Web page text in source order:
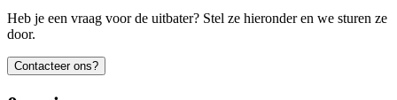
Heb je een vraag voor de uitbater? Stel ze hieronder en we sturen ze
door.
Contacteer ons?